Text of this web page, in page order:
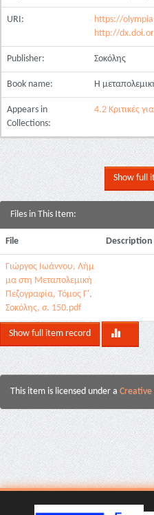
URI:
https://
http://
Publisher: Σοκόλης
Book name: Η
Appears in
Collections:
4.2 Κριτικές
Show full
Files in This Item:
File Description
Γιώργος Ιωάννου, Λήμ
μα στη Μεταπολεμική
Πεζογραφία, Τόμος Γ',
Σοκόλης, σ. 150.pdf
Show full item record
This item is licensed under a Creative